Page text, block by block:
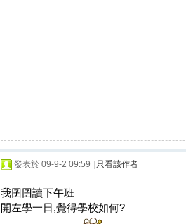
發表於 09-9-2 09:59 只看該作者
我囝囝讀下午班
開左學一日,覺得學校如何?